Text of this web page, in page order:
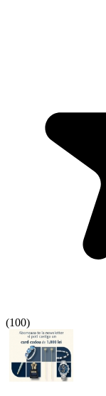
(100)